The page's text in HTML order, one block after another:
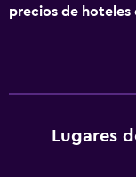
precios de hoteles
Lugares